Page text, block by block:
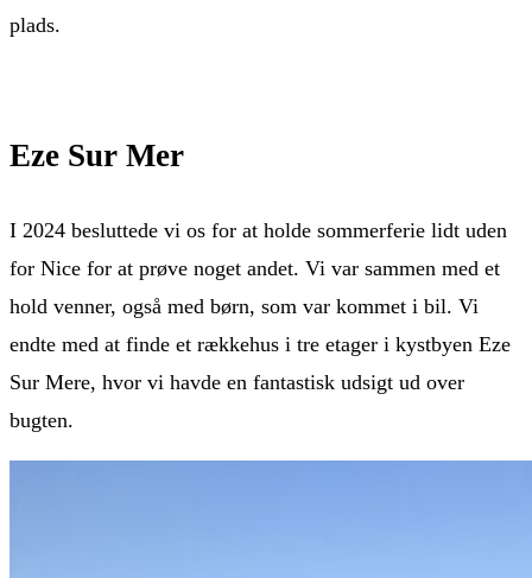
plads.
Eze Sur Mer
I 2024 besluttede vi os for at holde sommerferie lidt uden
for Nice for at prøve noget andet. Vi var sammen med et
hold venner, også med børn, som var kommet i bil. Vi
endte med at finde et rækkehus i tre etager i kystbyen Eze
Sur Mere, hvor vi havde en fantastisk udsigt ud over
bugten.